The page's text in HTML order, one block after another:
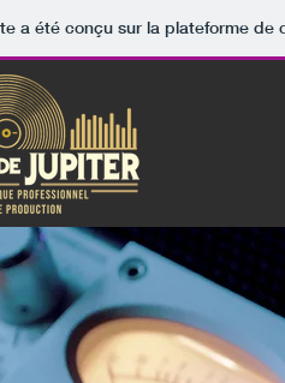
a été conçu sur la plateforme de